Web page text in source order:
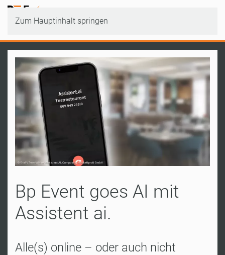
Zum Hauptinhalt springen
Bp Event goes AI mit
Assistent ai.
Alle(s) online – oder auch nicht